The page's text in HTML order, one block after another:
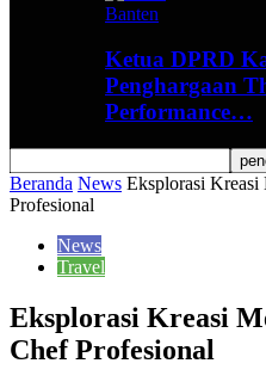
Banten
Ketua DPRD
Penghargaan
Performance…
Beranda News Eksplorasi Kreasi
Profesional
News
Travel
Eksplorasi Kreasi
Chef Profesional